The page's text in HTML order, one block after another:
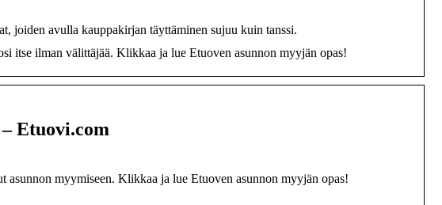
joiden avulla kauppakirjan täyttäminen sujuu kuin tanssi.
itse ilman välittäjää. Klikkaa ja lue Etuoven asunnon myyjän opas!
Etuovi.com
myymiseen. Klikkaa ja lue Etuoven asunnon myyjän opas!